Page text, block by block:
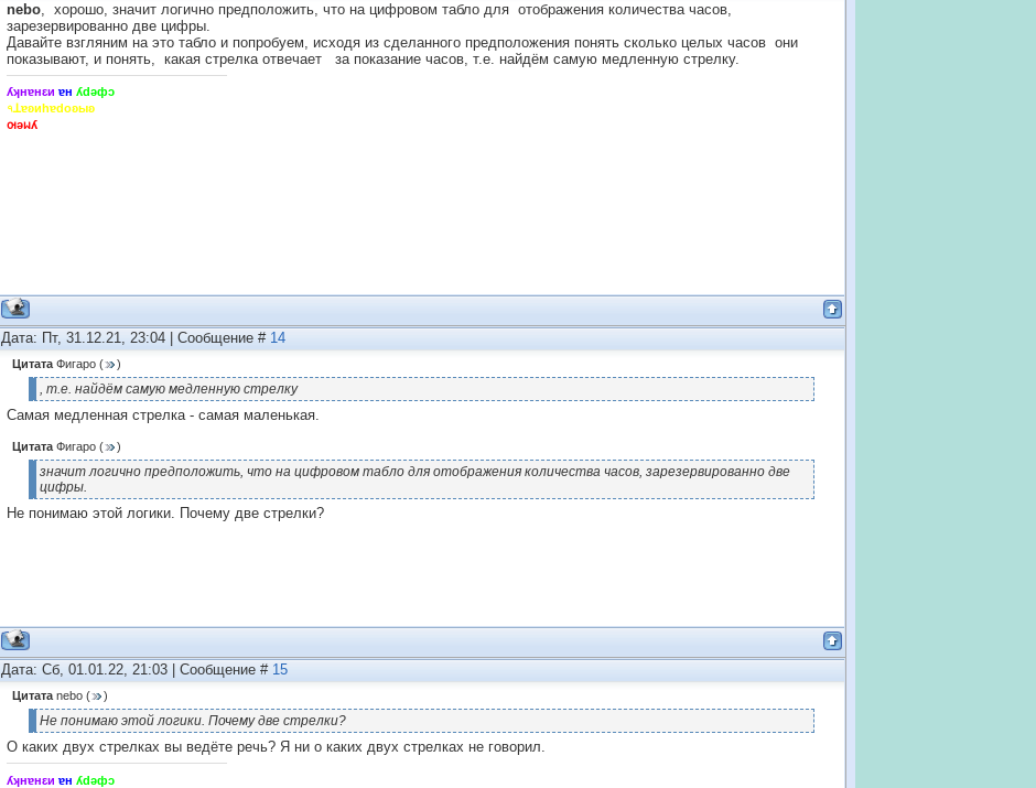
nebo, хорошо, значит логично предположить, что на цифровом табло для отображения количества часов,
зарезервированно две цифры.
Давайте взгляним на это табло и попробуем, исходя из сделанного предположения понять сколько целых часов они
показывают, и понять, какая стрелка отвечает за показание часов, т.е. найдём самую медленную стрелку.
ʎʞнɐнԑи ɐн ʎdǝфɔ
৭ꓕɐʚиhɐdoʚыʚ
ꙕǝᥕʎ
Дата: Пт, 31.12.21, 23:04 | Сообщение # 14
Цитата Фигаро ( )
, т.е. найдём самую медленную стрелку
Самая медленная стрелка - самая маленькая.
Цитата Фигаро ( )
значит логично предположить, что на цифровом табло для отображения количества часов, зарезервированно две
цифры.
Не понимаю этой логики. Почему две стрелки?
Дата: Сб, 01.01.22, 21:03 | Сообщение # 15
Цитата nebo ( )
Не понимаю этой логики. Почему две стрелки?
О каких двух стрелках вы ведёте речь? Я ни о каких двух стрелках не говорил.
ʎʞнɐнԑи ɐн ʎdǝфɔ